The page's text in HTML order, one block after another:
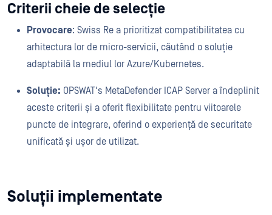
Criterii cheie de selecție
Provocare: Swiss Re a prioritizat compatibilitatea cu
arhitectura lor de micro-servicii, căutând o soluție
adaptabilă la mediul lor Azure/Kubernetes.
Soluție: OPSWAT's MetaDefender ICAP Server a îndeplinit
aceste criterii și a oferit flexibilitate pentru viitoarele
puncte de integrare, oferind o experiență de securitate
unificată și ușor de utilizat.
Soluții implementate